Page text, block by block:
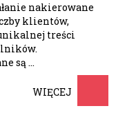
nakierowane
klientów,
treści
są …
WIĘCEJ